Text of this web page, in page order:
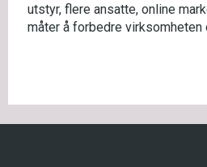
utstyr, flere ansatte, online
måter å forbedre virksomheten